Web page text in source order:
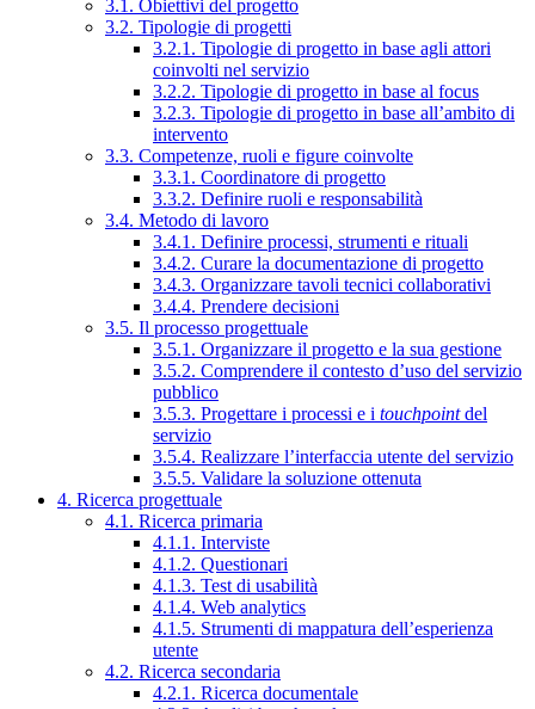
3.1. Obiettivi del progetto
3.2. Tipologie di progetti
3.2.1. Tipologie di progetto in base agli attori
coinvolti nel servizio
3.2.2. Tipologie di progetto in base al focus
3.2.3. Tipologie di progetto in base all’ambito di
intervento
3.3. Competenze, ruoli e figure coinvolte
3.3.1. Coordinatore di progetto
3.3.2. Definire ruoli e responsabilità
3.4. Metodo di lavoro
3.4.1. Definire processi, strumenti e rituali
3.4.2. Curare la documentazione di progetto
3.4.3. Organizzare tavoli tecnici collaborativi
3.4.4. Prendere decisioni
3.5. Il processo progettuale
3.5.1. Organizzare il progetto e la sua gestione
3.5.2. Comprendere il contesto d’uso del servizio
pubblico
3.5.3. Progettare i processi e i touchpointdel
servizio
3.5.4. Realizzare l’interfaccia utente del servizio
3.5.5. Validare la soluzione ottenuta
4. Ricerca progettuale
4.1. Ricerca primaria
4.1.1. Interviste
4.1.2. Questionari
4.1.3. Test di usabilità
4.1.4. Web analytics
4.1.5. Strumenti di mappatura dell’esperienza
utente
4.2. Ricerca secondaria
4.2.1. Ricerca documentale